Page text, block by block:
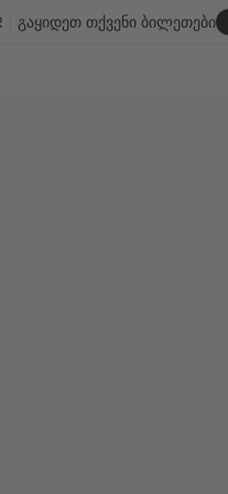
გაყიდეთ თქვენი ბილეთები